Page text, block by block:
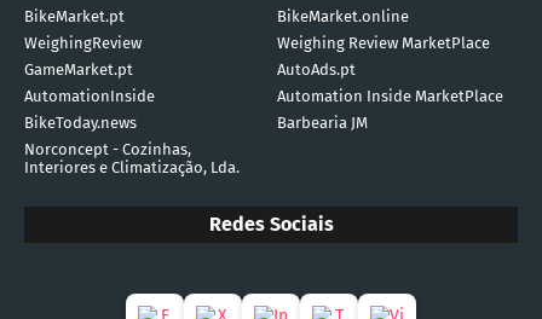
BikeMarket.pt
BikeMarket.online
WeighingReview
Weighing Review MarketPlace
GameMarket.pt
AutoAds.pt
AutomationInside
Automation Inside MarketPlace
BikeToday.news
Barbearia JM
Norconcept - Cozinhas,
Interiores e Climatização, Lda.
Redes Sociais